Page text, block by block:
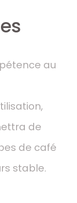
au
de
de café
stable.